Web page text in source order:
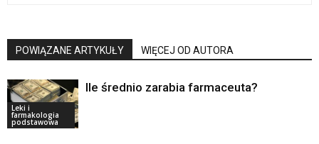
POWIĄZANE ARTYKUŁY WIĘCEJ OD AUTORA
Leki i
farmakologia
podstawowa
Ile średnio zarabia farmaceuta?